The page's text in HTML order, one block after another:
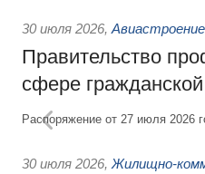
30 июля 2026, Авиастроение
Правительство
сфере
Распоряжение от 27 июля 2026
30 июля 2026, Жилищно-